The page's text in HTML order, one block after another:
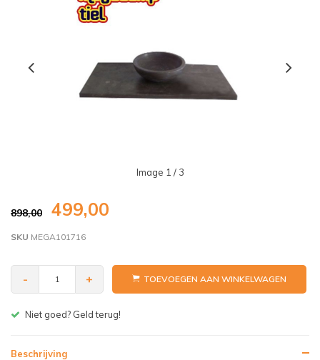
Image 1 / 3
898,00 499,00
SKU MEGA101716
- + TOEVOEGEN AAN WINKELWAGEN
Gratis bezorgen v.a. € 150,- (NL)
Beschrijving